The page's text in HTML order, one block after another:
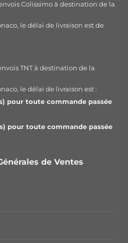
Colissimo à destination de la
le délai de livraison est de
TNT à destination de la
le délai de livraison est :
pour toute commande passée
pour toute commande passée
de Ventes